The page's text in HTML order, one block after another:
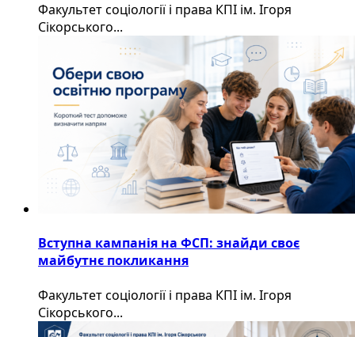
Факультет соціології і права КПІ ім. Ігоря
Сікорського...
Вступна кампанія на ФСП: знайди своє
майбутнє покликання
Факультет соціології і права КПІ ім. Ігоря
Сікорського...